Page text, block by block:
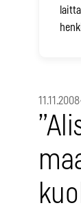
11.11.2008